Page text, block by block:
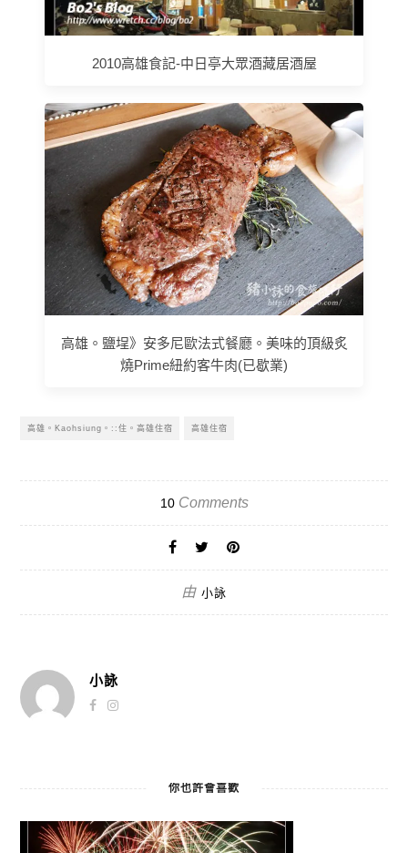
2010高雄食記-中日亭大眾酒藏居酒屋
高雄。鹽埕》安多尼歐法式餐廳。美味的頂級炙
燒Prime紐約客牛肉(已歇業)
高雄。Kaohsiung。::住。高雄住宿 高雄住宿
10Comments
由 小詠
小詠
你也許會喜歡